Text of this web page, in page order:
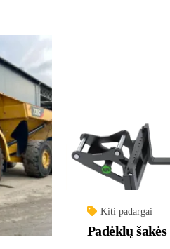
Kiti padargai
Padėklų šakės